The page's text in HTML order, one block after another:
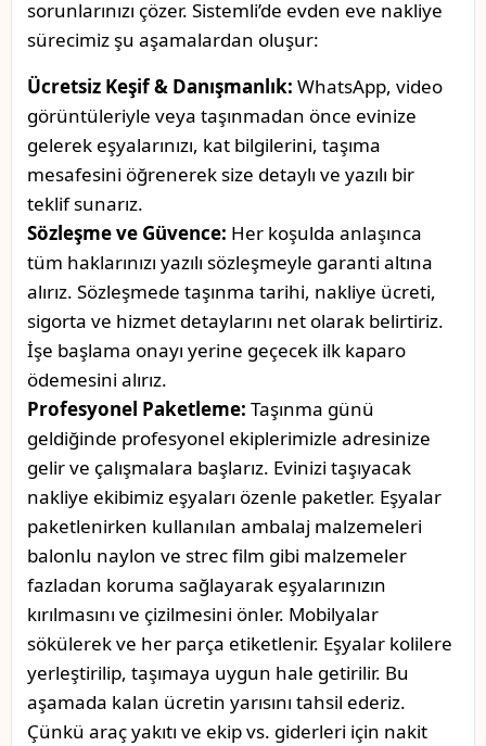
sorunlarınızı çözer. Sistemli’de evden eve nakliye
sürecimiz şu aşamalardan oluşur:
Ücretsiz Keşif & Danışmanlık: WhatsApp, video
görüntüleriyle veya taşınmadan önce evinize
gelerek eşyalarınızı, kat bilgilerini, taşıma
mesafesini öğrenerek size detaylı ve yazılı bir
teklif sunarız.
Sözleşme ve Güvence: Her koşulda anlaşınca
tüm haklarınızı yazılı sözleşmeyle garanti altına
alırız. Sözleşmede taşınma tarihi, nakliye ücreti,
sigorta ve hizmet detaylarını net olarak belirtiriz.
İşe başlama onayı yerine geçecek ilk kaparo
ödemesini alırız.
Profesyonel Paketleme: Taşınma günü
geldiğinde profesyonel ekiplerimizle adresinize
gelir ve çalışmalara başlarız. Evinizi taşıyacak
nakliye ekibimiz eşyaları özenle paketler. Eşyalar
paketlenirken kullanılan ambalaj malzemeleri
balonlu naylon ve strec film gibi malzemeler
fazladan koruma sağlayarak eşyalarınızın
kırılmasını ve çizilmesini önler. Mobilyalar
sökülerek ve her parça etiketlenir. Eşyalar kolilere
yerleştirilip, taşımaya uygun hale getirilir. Bu
aşamada kalan ücretin yarısını tahsil ederiz.
Çünkü araç yakıtı ve ekip vs. giderleri için nakit